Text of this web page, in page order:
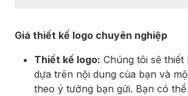
Giá thiết kế logo chuyên nghiệp
Thiết kế logo: Chúng tôi sẽ thiết
dựa trên nội dung của bạn và
theo ý tưởng bạn gửi. Bạn có